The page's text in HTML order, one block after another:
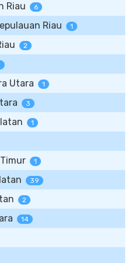
Riau 6
Riau 1
2
Utara 1
3
1
1
39
2
14